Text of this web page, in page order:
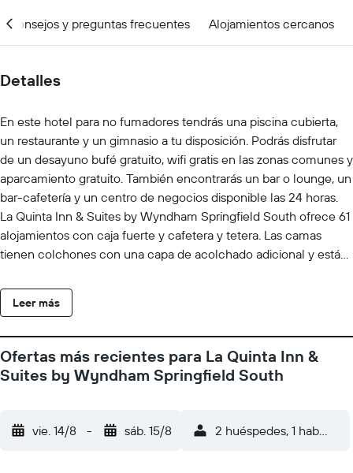
Consejos y preguntas frecuentes Alojamientos cercanos
Detalles
En este hotel para no fumadores tendrás una piscina cubierta,
un restaurante y un gimnasio a tu disposición. Podrás disfrutar
de un desayuno bufé gratuito, wifi gratis en las zonas comunes y
aparcamiento gratuito. También encontrarás un bar o lounge, un
bar-cafetería y un centro de negocios disponible las 24 horas.
La Quinta Inn & Suites by Wyndham Springfield South ofrece 61
alojamientos con caja fuerte y cafetera y tetera. Las camas
tienen colchones con una capa de acolchado adicional y están
Cabe destacar que este alojamiento permite a sus clientes
elegir el tipo de almohada. Se ofrece una televisión de pantalla
pago. Los huéspedes pueden utilizar los siguientes servicios
disponibles en las habitaciones: frigorífico y microondas. Los
baños están equipados con ducha y bañera combinadas,
hotel en Springfield ofrece acceso a Internet wifi gratis. Los
Leer más
Ofertas más recientes para La Quinta Inn &
Suites by Wyndham Springfield South
vie. 14/8 - sáb. 15/8 2 huéspedes, 1